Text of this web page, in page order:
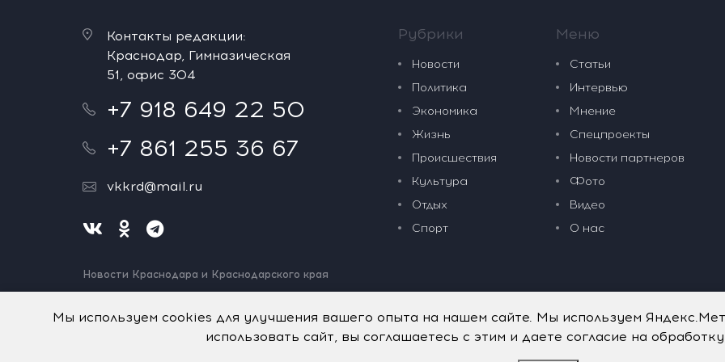
Контакты редакции:
Краснодар, Гимназическая
51, офис 304
+7 918 649 22 50
+7 861 255 36 67
vkkrd@mail.ru
Новости Краснодара и Краснодарского края
Нашли ошибку? Выделите и нажмите Ctrl+Enter.
Рубрики
Новости
Политика
Экономика
Жизнь
Происшествия
Культура
Отдых
Спорт
Меню
Статьи
Интервью
Мнение
Спецпроекты
Новости партнеров
Фото
Видео
О нас
Мы используем cookies для улучшения вашего опыта на нашем сайте. Мы используем
использовать сайт, вы соглашаетесь с этим и даете согласие на